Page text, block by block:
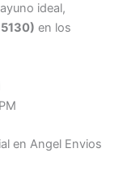
ideal,
en los
en Angel Envios